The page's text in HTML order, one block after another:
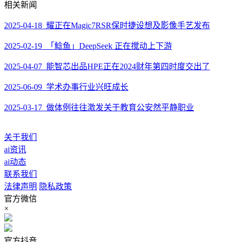
相关新闻
2025-04-18 耀正在Magic7RSR保时捷设想及影像手艺发布
2025-02-19 「鲶鱼」DeepSeek 正在搅动上下游
2025-04-07 能智芯出品HPE正在2024财年第四时度交出了
2025-06-09 学术办事行业兴旺成长
2025-03-17 做体例往往激发关于教育公安然平静职业
关于我们
ai资讯
ai动态
联系我们
法律声明 隐私政策
官方微信
×